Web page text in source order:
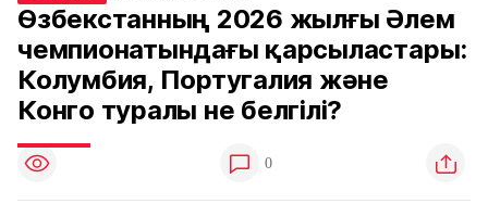
Өзбекстанның 2026 жылғы Әлем
чемпионатындағы қарсыластары:
Колумбия, Португалия және
Конго туралы не белгілі?
0